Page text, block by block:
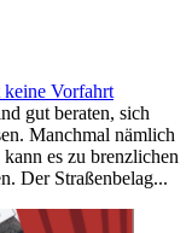
keine Vorfahrt
gut beraten, sich
Manchmal nämlich
es zu brenzlichen
Der Straßenbelag...